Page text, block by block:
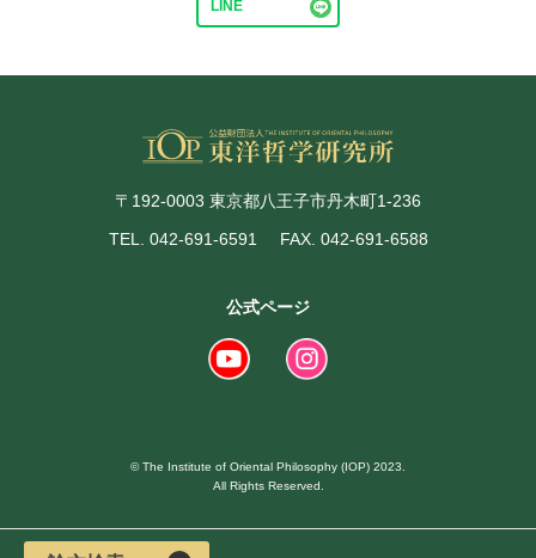
LINE
〒192-0003 東京都八王子市丹木町1-236
TEL. 042-691-6591
FAX. 042-691-6588
公式ページ
© The Institute of Oriental Philosophy (IOP) 2023.
All Rights Reserved.